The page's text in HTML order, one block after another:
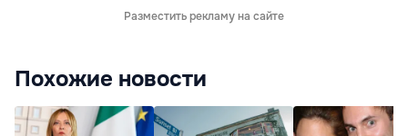
Разместить рекламу на сайте
Похожие новости